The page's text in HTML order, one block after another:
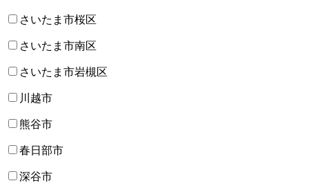
さいたま市桜区
さいたま市南区
さいたま市岩槻区
川越市
熊谷市
春日部市
深谷市